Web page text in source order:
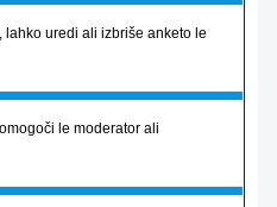
lahko uredi ali izbriše anketo le
le moderator ali